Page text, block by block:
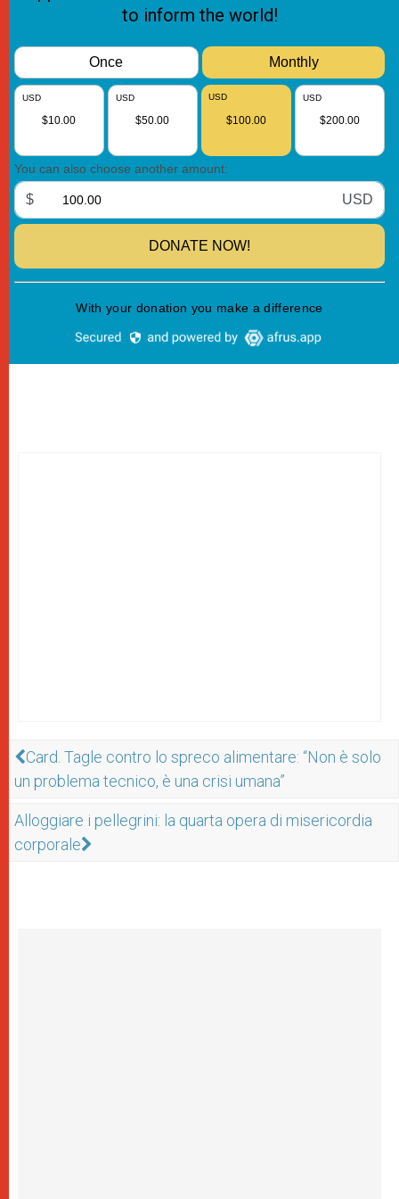
Card. Tagle contro lo spreco alimentare: “Non è solo
un problema tecnico, è una crisi umana”
Alloggiare i pellegrini: la quarta opera di misericordia
corporale